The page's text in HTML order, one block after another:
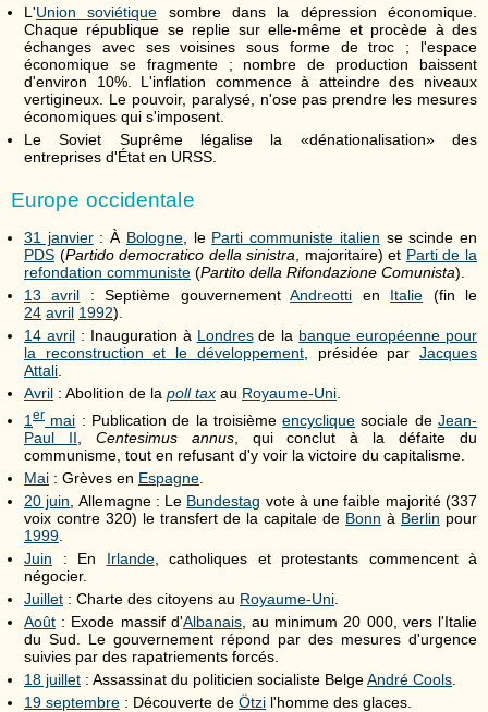
L'Union soviétique sombre dans la dépression économique.
Chaque république se replie sur elle-même et procède à des
échanges avec ses voisines sous forme de troc ; l'espace
économique se fragmente ; nombre de production baissent
d'environ 10%. L'inflation commence à atteindre des niveaux
vertigineux. Le pouvoir, paralysé, n'ose pas prendre les mesures
économiques qui s'imposent.
Le Soviet Suprême légalise la «dénationalisation» des
entreprises d'État en URSS.
Europe occidentale
31 janvier: À Bologne, le Parti communiste italien se scinde en
PDS (Partido democratico della sinistra , majoritaire) et Parti de la
refondation communiste (Partito della Rifondazione Comunista).
13 avril : Septième gouvernementAndreotti en Italie (fin le
24 avril 1992).
14 avril: Inauguration à Londresde la banque européenne pour
la reconstruction et le développement, présidée parJacques
Attali
Avril : Abolition de la poll tax au Royaume-Uni
1 er mai : Publication de la troisièmeencyclique sociale deJean-
Paul II
Centesimus annus, qui conclut à la défaite du
communisme, tout en refusant d'y voir la victoire du capitalisme.
Mai : Grèves en Espagne
20 juin , Allemagne : Le Bundestag vote à une faible majorité (337
voix contre 320) le transfert de la capitale de Bonn à Berlin pour
1999
Juin : En Irlande, catholiques et protestants commencent à
négocier.
Juillet : Charte des citoyens au Royaume-Uni
Août : Exode massif d'Albanais, au minimum 20 000, vers l'Italie
du Sud. Le gouvernement répond par des mesures d'urgence
suivies par des rapatriements forcés.
18 juillet : Assassinat du politicien socialiste BelgeAndré Cools
19 septembre : Découverte de Ötzi l'homme des glaces.